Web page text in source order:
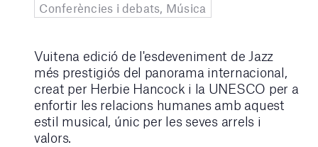
Conferències i debats, Música
Vuitena edició de l'esdeveniment de Jazz
més prestigiós del panorama internacional,
creat per Herbie Hancock i la UNESCO per a
enfortir les relacions humanes amb aquest
estil musical, únic per les seves arrels i
valors.